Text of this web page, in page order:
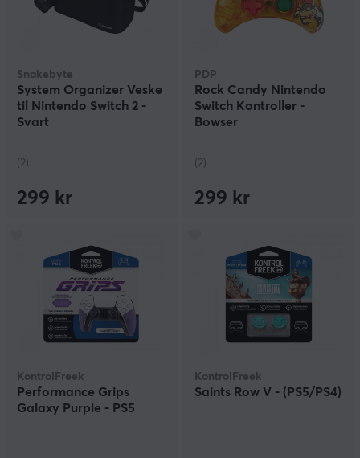
Snakebyte
System Organizer Veske
til Nintendo Switch 2 -
Svart
(2)
299 kr
PDP
Rock Candy Nintendo
Switch Kontroller -
Bowser
(2)
299 kr
KontrolFreek
Performance Grips
Galaxy Purple - PS5
KontrolFreek
Saints Row V - (PS5/PS4)